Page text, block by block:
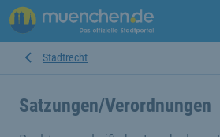
Stadtrecht
Satzungen/Verordnungen